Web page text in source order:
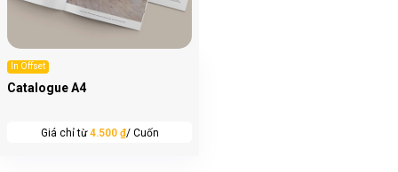
In Offset
Catalogue A4
Giá chỉ từ4.500 ₫/ Cuốn